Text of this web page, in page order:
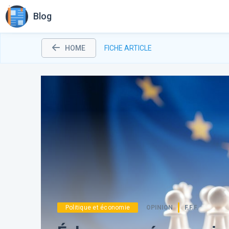
Blog
HOME FICHE ARTICLE
Politique et économie OPINION F.F.F.